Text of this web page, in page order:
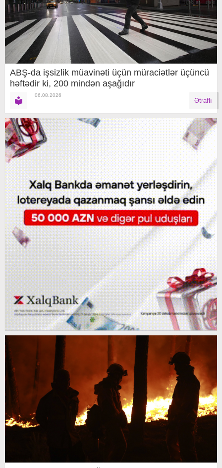
ABŞ-da işsizlik müavinəti üçün müraciətlər üçüncü
həftədir ki, 200 mindən aşağıdır
06.08.2026
Ətraflı